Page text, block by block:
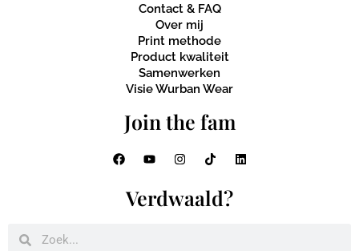
Contact & FAQ
Over mij
Print methode
Product kwaliteit
Samenwerken
Visie Wurban Wear
Join the fam
Verdwaald?